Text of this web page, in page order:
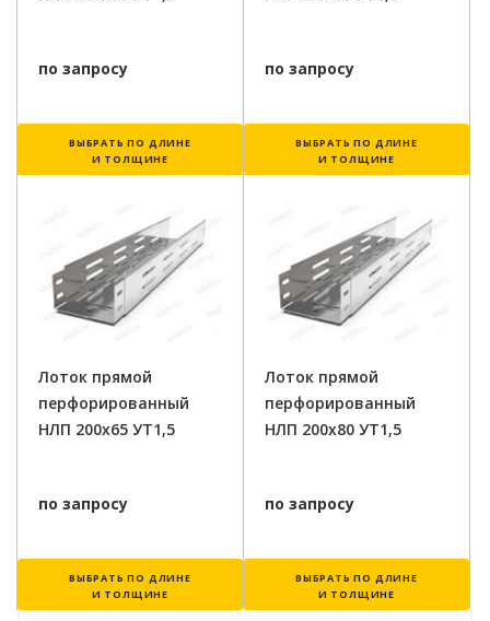
по запросу
ВЫБРАТЬ ПО ДЛИНЕ
И ТОЛЩИНЕ
по запросу
ВЫБРАТЬ ПО ДЛИНЕ
И ТОЛЩИНЕ
Лоток прямой
перфорированный
НЛП 200х65 УТ1,5
по запросу
ВЫБРАТЬ ПО ДЛИНЕ
И ТОЛЩИНЕ
Лоток прямой
перфорированный
НЛП 200х80 УТ1,5
по запросу
ВЫБРАТЬ ПО ДЛИНЕ
И ТОЛЩИНЕ